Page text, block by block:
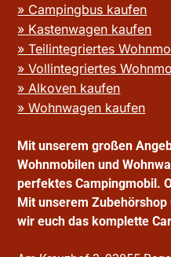
» Campingbus kaufen
» Kastenwagen kaufen
» Teilintegriertes
» Vollintegriertes
» Alkoven kaufen
» Wohnwagen kaufen
Mit unserem großen
Wohnmobilen und
perfektes Campingmobil.
Mit unserem
wir euch das komplette